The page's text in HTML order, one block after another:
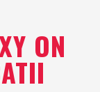
ON